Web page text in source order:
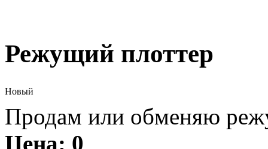
Режущий плоттер
Новый
Продам или обменяю
Цена: 0